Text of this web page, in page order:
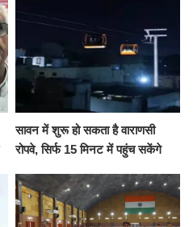
सावन में शुरू हो सकता है वाराणसी
रोपवे, सिर्फ 15 मिनट में पहुंच सकेंगे
किराया